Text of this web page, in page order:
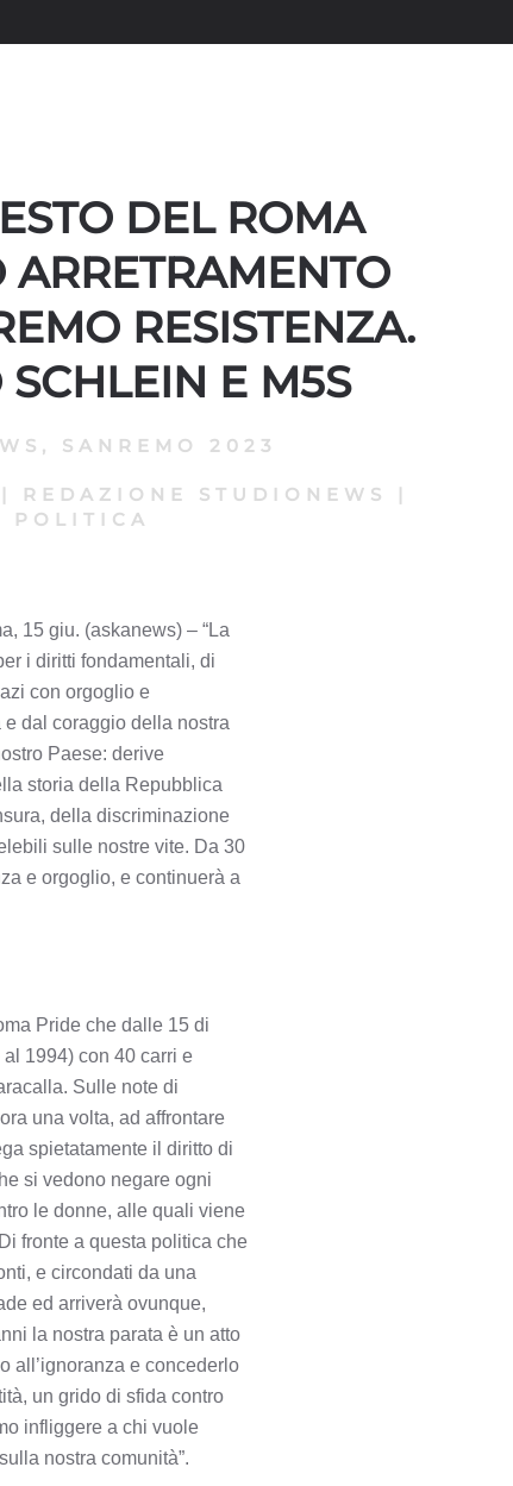
DEL ROMA
ARRETRAMENTO
RESISTENZA.
SCHLEIN E M5S
, SANREMO 2023
| REDAZIONE STUDIONEWS
|
POLITICA
15 giu. (askanews) – “La
i diritti fondamentali, di
con orgoglio e
dal coraggio della nostra
Paese: derive
storia della Repubblica
della discriminazione
sulle nostre vite. Da 30
e orgoglio, e continuerà a
Pride che dalle 15 di
1994) con 40 carri e
Sulle note di
una volta, ad affrontare
spietatamente il diritto di
si vedono negare ogni
le donne, alle quali viene
fronte a questa politica che
e circondati da una
ed arriverà ovunque,
la nostra parata è un atto
all’ignoranza e concederlo
un grido di sfida contro
infliggere a chi vuole
nostra comunità”.